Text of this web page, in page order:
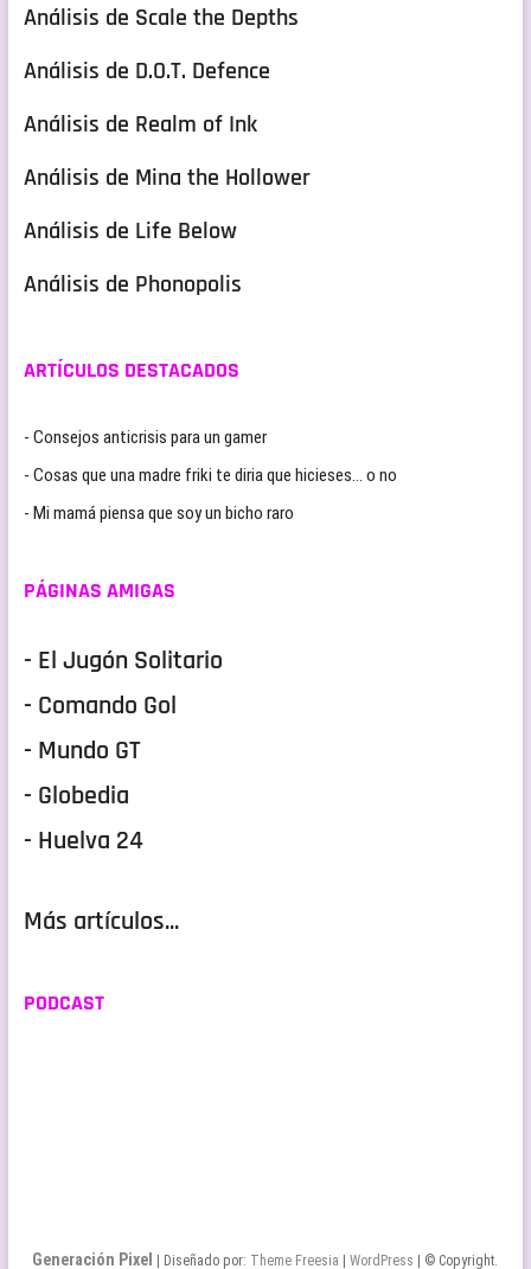
Análisis de Scale the Depths
Análisis de D.O.T. Defence
Análisis de Realm of Ink
Análisis de Mina the Hollower
Análisis de Life Below
Análisis de Phonopolis
ARTÍCULOS DESTACADOS
- Consejos anticrisis para un gamer
- Cosas que una madre friki te diria que hicieses… o no
- Mi mamá piensa que soy un bicho raro
PÁGINAS AMIGAS
- El Jugón Solitario
- Comando Gol
- Mundo GT
- Globedia
- Huelva 24
Más artículos...
PODCAST
Generación Pixel | Diseñado por: Theme Freesia |WordPress | © Copyright.